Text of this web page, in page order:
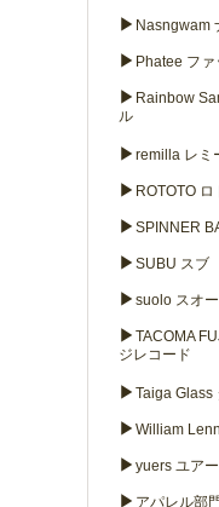
▶ Nasngwam
▶ Phatee ファ
▶ Rainbow
ル
▶ remilla レミ
▶ ROTOTO ロ
▶ SPINNER
▶ SUBU スブ
▶ suolo スオ
▶ TACOMA
ジレコード
▶ Taiga Glass
▶ William
▶ yuers ユア
▶ アパレル部